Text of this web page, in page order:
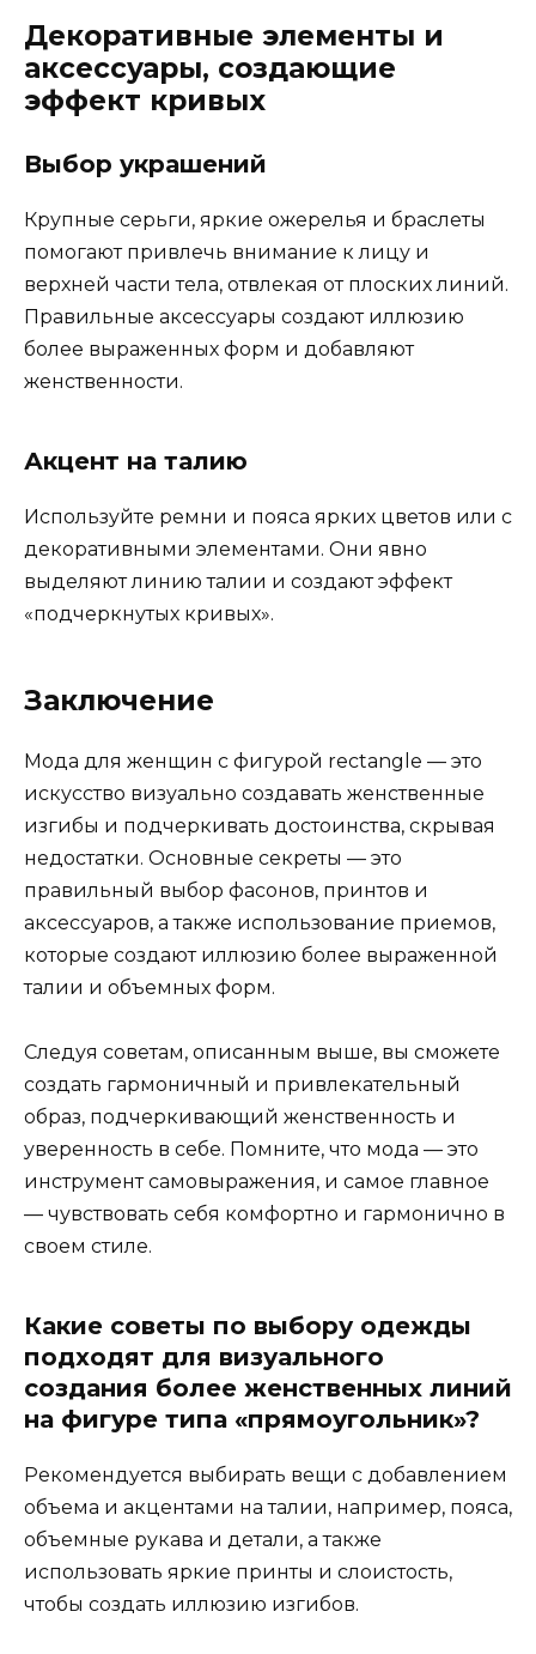
Декоративные элементы и
аксессуары, создающие
эффект кривых
Выбор украшений
Крупные серьги, яркие ожерелья и браслеты
помогают привлечь внимание к лицу и
верхней части тела, отвлекая от плоских линий.
Правильные аксессуары создают иллюзию
более выраженных форм и добавляют
женственности.
Акцент на талию
Используйте ремни и пояса ярких цветов или с
декоративными элементами. Они явно
выделяют линию талии и создают эффект
«подчеркнутых кривых».
Заключение
Мода для женщин с фигурой rectangle — это
искусство визуально создавать женственные
изгибы и подчеркивать достоинства, скрывая
недостатки. Основные секреты — это
правильный выбор фасонов, принтов и
аксессуаров, а также использование приемов,
которые создают иллюзию более выраженной
талии и объемных форм.
Следуя советам, описанным выше, вы сможете
создать гармоничный и привлекательный
образ, подчеркивающий женственность и
уверенность в себе. Помните, что мода — это
инструмент самовыражения, и самое главное
— чувствовать себя комфортно и гармонично в
своем стиле.
Какие советы по выбору одежды
подходят для визуального
создания более женственных линий
на фигуре типа «прямоугольник»?
Рекомендуется выбирать вещи с добавлением
объема и акцентами на талии, например, пояса,
объемные рукава и детали, а также
использовать яркие принты и слоистость,
чтобы создать иллюзию изгибов.